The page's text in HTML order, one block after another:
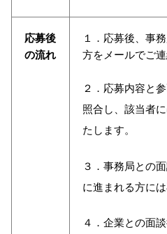
応募後
の流れ
１．応募後、事
方をメールでご連
２．応募内容と
照合し、該当者
たします。
３．事務局との
に進まれる方に
４．企業との面